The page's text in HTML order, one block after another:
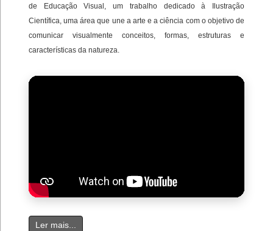
de Educação Visual, um trabalho dedicado à Ilustração
Científica, uma área que une a arte e a ciência com o objetivo de
comunicar visualmente conceitos, formas, estruturas e
características da natureza.
Ler mais...